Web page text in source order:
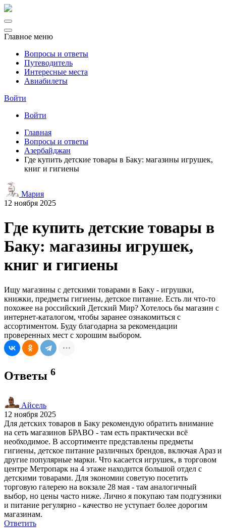
Главное меню
Вопросы и ответы
Путеводитель
Интересные места
Авиабилеты
Войти
Войти
Главная
Вопросы и ответы
Азербайджан
Где купить детские товары в Баку: магазины игрушек,
книг и гигиены
Мария
12 ноября 2025
Где купить детские товары в
Баку: магазины игрушек,
книг и гигиены
Ищу магазины с детскими товарами в Баку - игрушки,
книжки, предметы гигиены, детское питание. Есть ли что-то
похожее на российский Детский Мир? Хотелось бы магазин с
интернет-каталогом, чтобы заранее ознакомиться с
ассортиментом. Буду благодарна за рекомендации
проверенных мест с хорошим выбором.
Ответы 6
Айсель
12 ноября 2025
Для детских товаров в Баку рекомендую обратить внимание
на сеть магазинов БРАВО - там есть практически всё
необходимое. В ассортименте представлены предметы
гигиены, детское питание различных брендов, включая Араз и
другие популярные марки. Что касается игрушек, в торговом
центре Метропарк на 4 этаже находится большой отдел с
детскими товарами. Для экономии советую посетить
торговую галерею на вокзале 28 мая - там аналогичный
выбор, но цены часто ниже. Лично я покупаю там подгузники
и питание регулярно - качество не уступает более дорогим
магазинам.
Ответить